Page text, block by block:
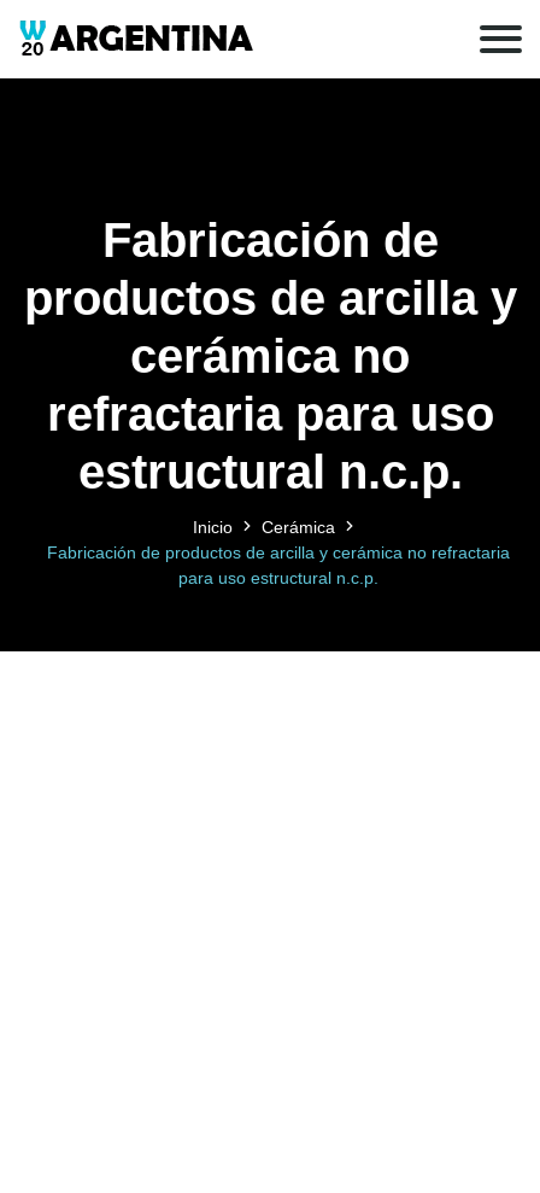
Fabricación de
productos de arcilla y
cerámica no
refractaria para uso
estructural n.c.p.
Inicio
Cerámica
Fabricación de productos de arcilla y cerámica no refractaria
para uso estructural n.c.p.